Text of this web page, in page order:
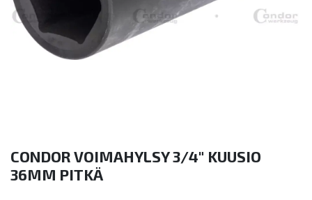
CONDOR VOIMAHYLSY 3/4" KUUSIO
36MM PITKÄ